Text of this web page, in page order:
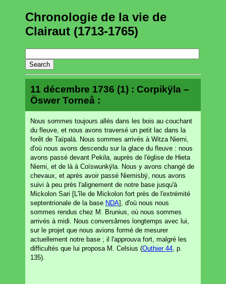
Chronologie de la vie de
Clairaut (1713-1765)
11 décembre 1736 (1) : Corpikÿla –
Öswer Torneå :
Nous sommes toujours allés dans les bois au couchant
du fleuve, et nous avons traversé un petit lac dans la
forêt de Taïpalä. Nous sommes arrivés à Witza Niemi,
d'où nous avons descendu sur la glace du fleuve : nous
avons passé devant Pekila, auprès de l'église de Hieta
Niemi, et de là à Coïswunkÿla. Nous y avons changé de
chevaux, et après avoir passé Niemisbÿ, nous avons
suivi à peu près l'alignement de notre base jusqu'à
Mickolon Sari [L'île de Mickolon fort près de l'extrémité
septentrionale de la base NDA], d'où nous nous
sommes rendus chez M. Brunius, où nous sommes
arrivés à midi. Nous conversâmes longtemps avec lui,
sur le projet que nous avions formé de mesurer
actuellement notre base ; il l'approuva fort, malgré les
difficultés que lui proposa M. Celsius (Outhier 44 , p.
135).